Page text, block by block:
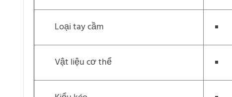
Loại tay cầm
Vật liệu cơ thể